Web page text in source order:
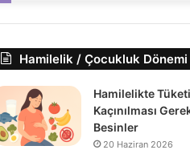
görünümü
değiştir
Bölmesi
Hamilelik / Çocukluk Dönemi
Hamilelikte
Kaçınılması
Besinler
20 Haziran 2026